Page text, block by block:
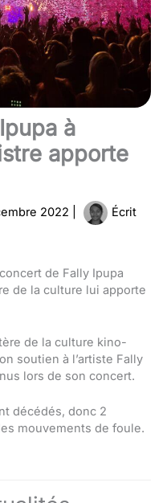
à
apporte
2022
Écrit
de Fally Ipupa
de la culture lui apporte
de la culture kino-
soutien à l’artiste Fally
lors de son concert.
décédés, donc 2
mouvements de foule.